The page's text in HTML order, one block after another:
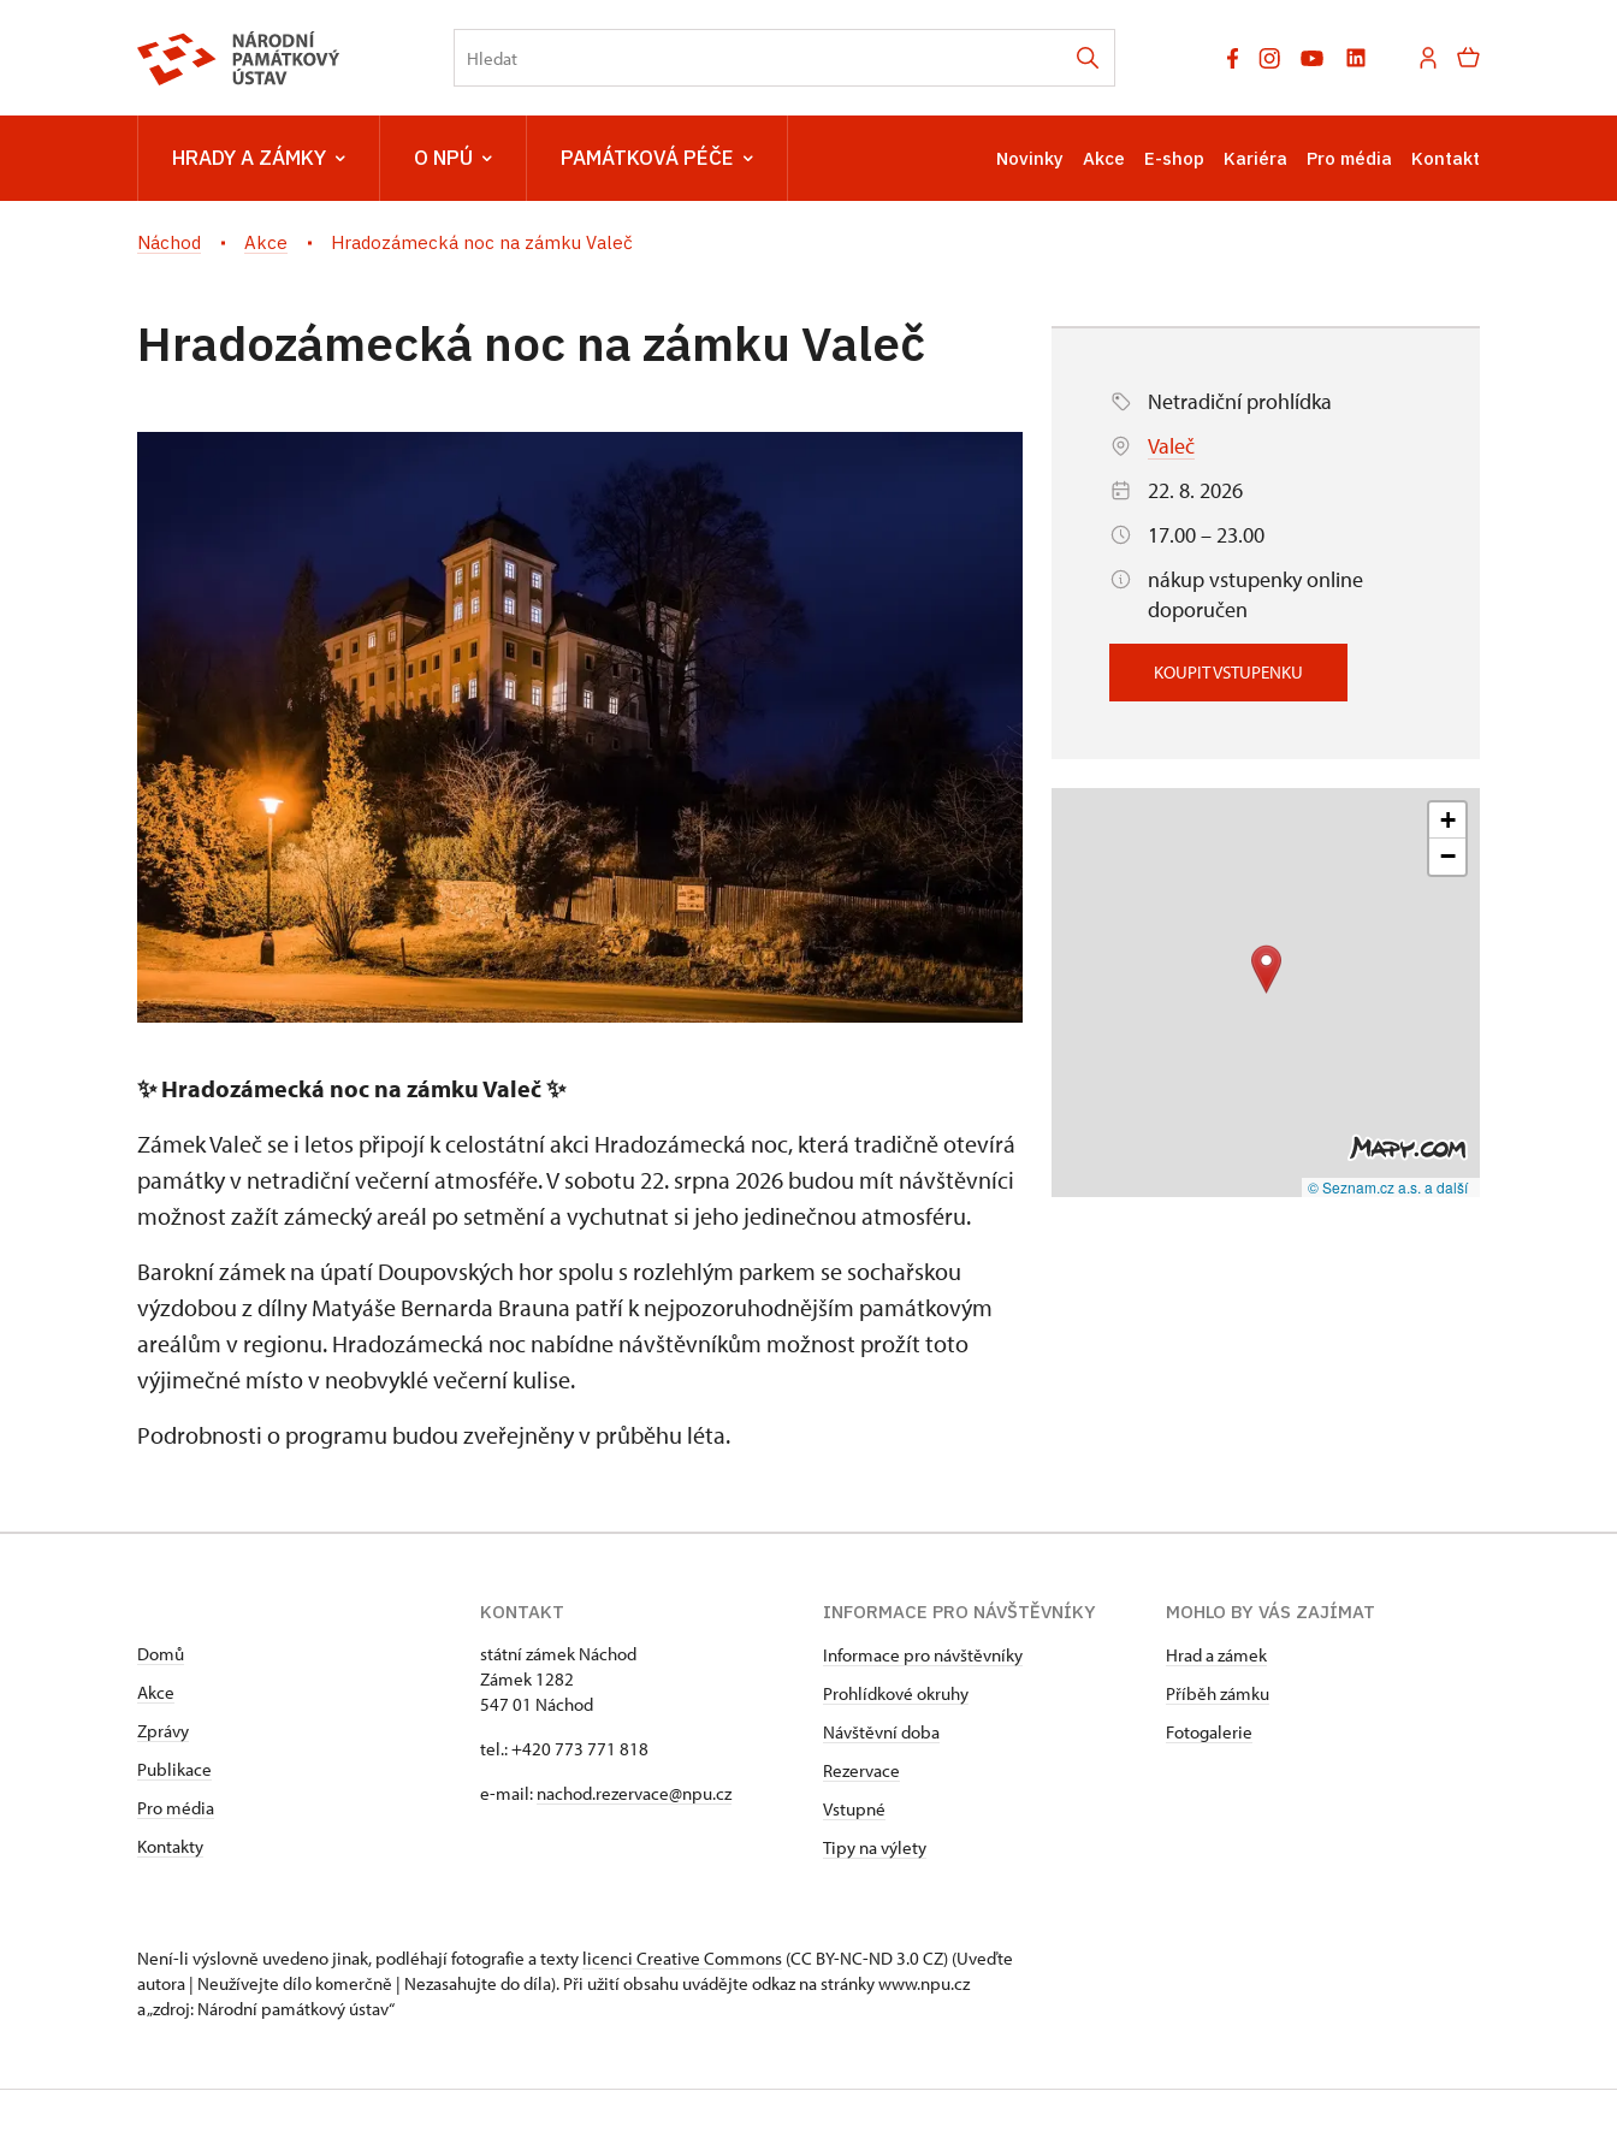
HRADY A ZÁMKY O NPÚ PAMÁTKOVÁ PÉČE Novinky Akce E-shop Kariéra Pro média Kontakt
Náchod Akce Hradozámecká noc na zámku Valeč
Hradozámecká noc na zámku Valeč
✨Hradozámecká noc na zámku Valeč✨
Zámek Valeč se i letos připojí k celostátní akci Hradozámecká noc, která tradičně otevírá
památky v netradiční večerní atmosféře. V sobotu 22. srpna 2026 budou mít návštěvníci
možnost zažít zámecký areál po setmění a vychutnat si jeho jedinečnou atmosféru.
Barokní zámek na úpatí Doupovských hor spolu s rozlehlým parkem se sochařskou
výzdobou z dílny Matyáše Bernarda Brauna patří k nejpozoruhodnějším památkovým
areálům v regionu. Hradozámecká noc nabídne návštěvníkům možnost prožít toto
výjimečné místo v neobvyklé večerní kulise.
Podrobnosti o programu budou zveřejněny v průběhu léta.
Netradiční prohlídka
Valeč
22. 8. 2026
17.00 – 23.00
nákup vstupenky online
doporučen
KOUPIT VSTUPENKU
+
−
© Seznam.cz a.s. a další
Domů
Akce
Zprávy
Publikace
Pro média
Kontakty
KONTAKT
státní zámek Náchod
Zámek 1282
547 01 Náchod
tel.: +420 773 771 818
e-mail: nachod.rezervace@npu.cz
INFORMACE PRO NÁVŠTĚVNÍKY
Informace pro návštěvníky
Prohlídkové okruhy
Návštěvní doba
Rezervace
Vstupné
Tipy na výlety
MOHLO BY VÁS ZAJÍMAT
Hrad a zámek
Příběh zámku
Fotogalerie
Není-li výslovně uvedeno jinak, podléhají fotografie a texty licenci Creative Commons (CC BY-NC-ND 3.0 CZ) (Uveďte
autora | Neužívejte dílo komerčně | Nezasahujte do díla). Při užití obsahu uvádějte odkaz na stránky www.npu.cz
a „zdroj: Národní památkový ústav“